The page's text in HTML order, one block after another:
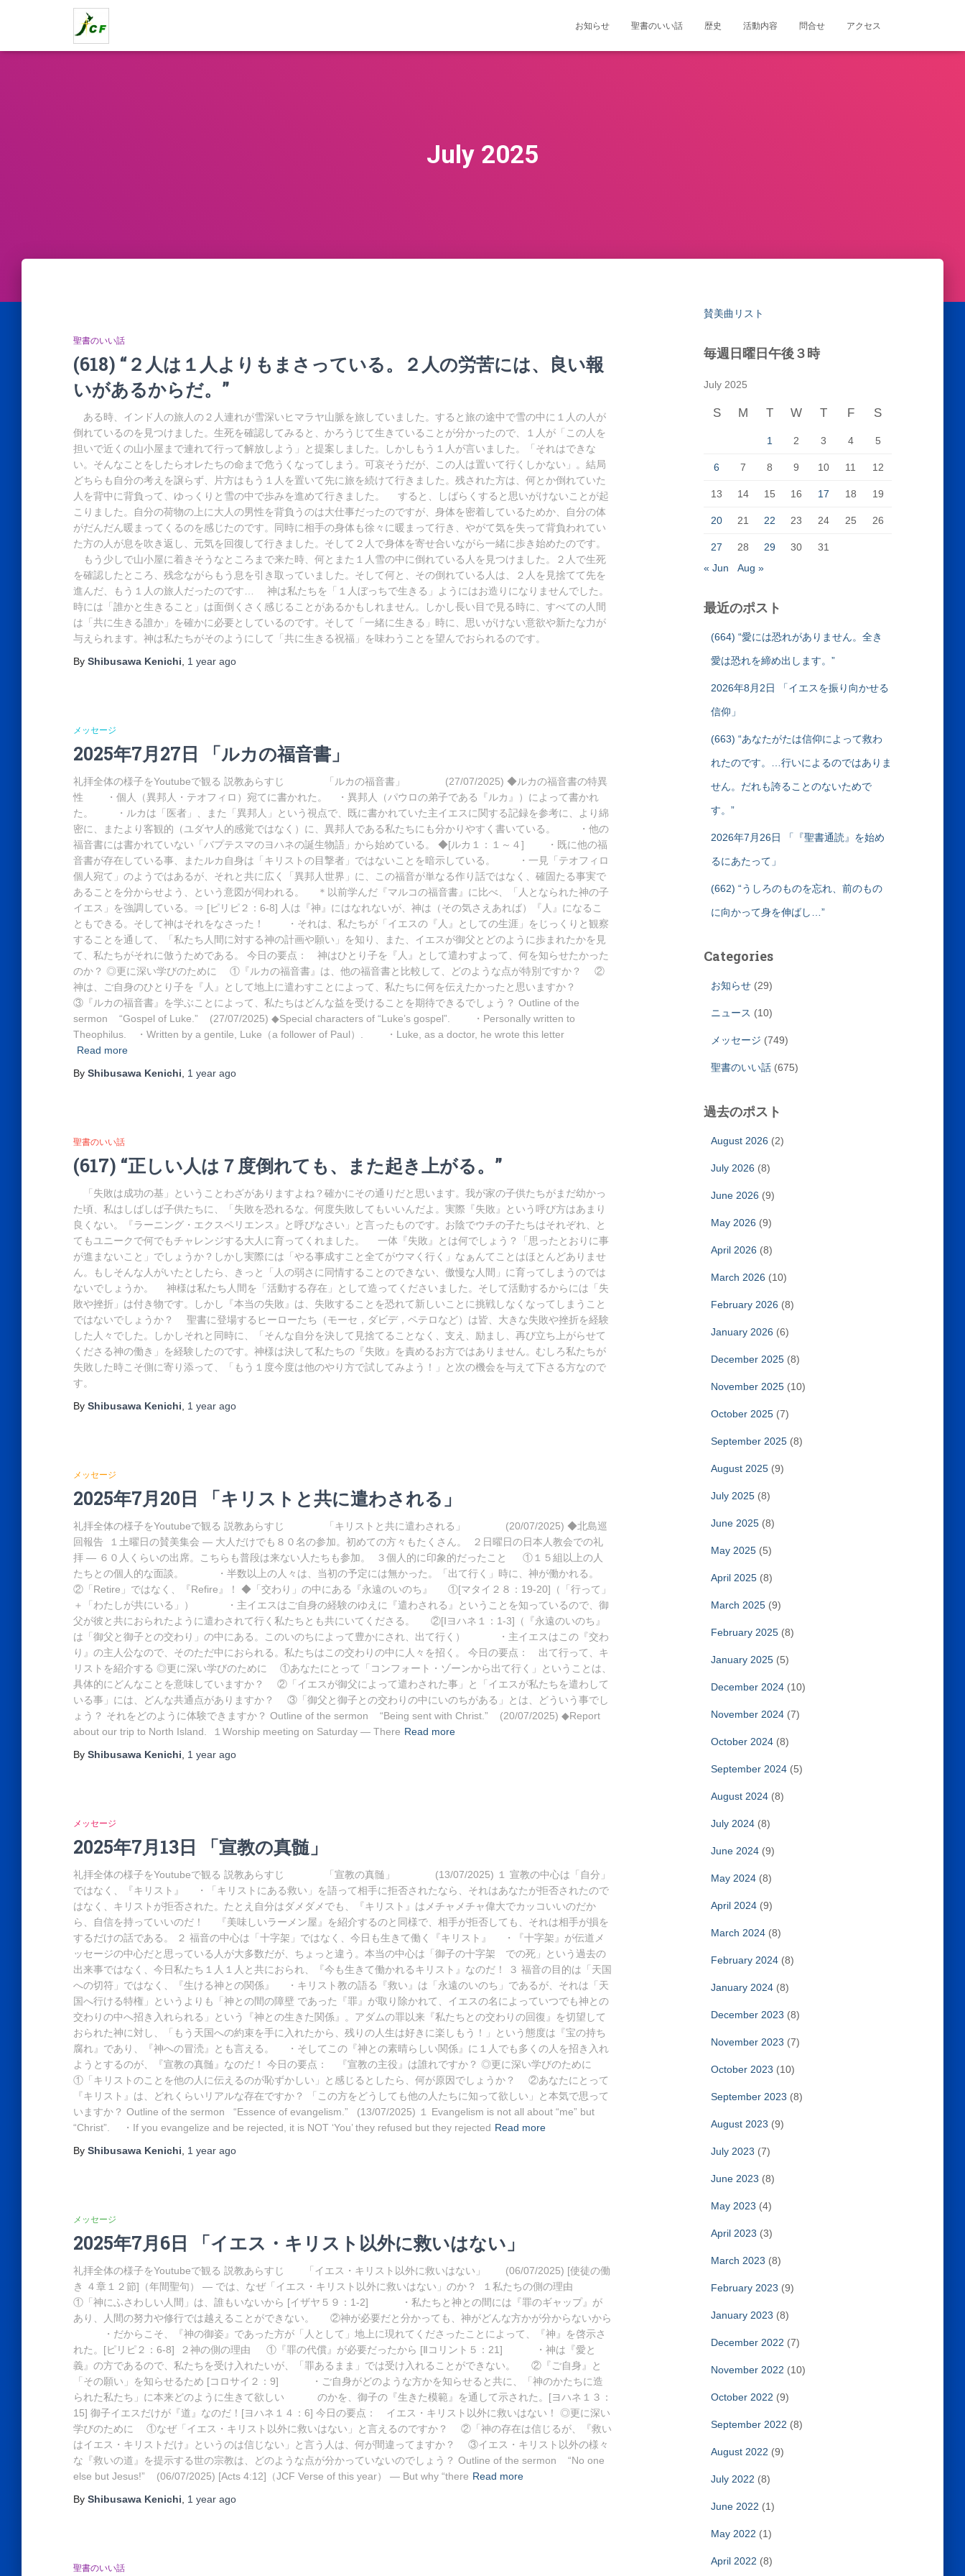
お知らせ 聖書のいい話 歴史 活動内容 問合せ アクセス
July 2025
聖書のいい話
(618) “２人は１人よりもまさっている。２人の労苦には、良い報
いがあるからだ。”
ある時、インド人の旅人の２人連れが雪深いヒマラヤ山脈を旅していました。すると旅の途中で雪の中に１人の人が
倒れているのを見つけました。生死を確認してみると、かろうじて生きていることが分かったので、１人が「この人を
担いで近くの山小屋まで連れて行って解放しよう」と提案しました。しかしもう１人が言いました。「それはできな
い。そんなことをしたらオレたちの命まで危うくなってしまう。可哀そうだが、この人は置いて行くしかない」。結局
どちらも自分の考えを譲らず、片方はもう１人を置いて先に旅を続けて行きました。残された方は、何とか倒れていた
人を背中に背負って、ゆっくりと雪の中で歩みを進めて行きました。 すると、しばらくすると思いがけないことが起
こりました。自分の荷物の上に大人の男性を背負うのは大仕事だったのですが、身体を密着しているためか、自分の体
がだんだん暖まってくるのを感じたのです。同時に相手の身体も徐々に暖まって行き、やがて気を失って背負われてい
た方の人が息を吹き返し、元気を回復して行きました。そして２人で身体を寄せ合いながら一緒に歩き始めたのです。
もう少しで山小屋に着きそうなところまで来た時、何とまた１人雪の中に倒れている人を見つけました。２人で生死
を確認したところ、残念ながらもう息を引き取っていました。そして何と、その倒れている人は、２人を見捨てて先を
進んだ、もう１人の旅人だったのです… 神は私たちを「１人ぼっちで生きる」ようにはお造りになりませんでした。
時には「誰かと生きること」は面倒くさく感じることがあるかもしれません。しかし長い目で見る時に、すべての人間
は「共に生きる誰か」を確かに必要としているのです。そして「一緒に生きる」時に、思いがけない意欲や新たな力が
与えられます。神は私たちがそのようにして「共に生きる祝福」を味わうことを望んでおられるのです。
By Shibusawa Kenichi 1 year ago
メッセージ
2025年7月27日 「ルカの福音書」
礼拝全体の様子をYoutubeで観る 説教あらすじ 「ルカの福音書」 (27/07/2025) ◆ルカの福音書の特異
性 ・個人（異邦人・テオフィロ）宛てに書かれた。 ・異邦人（パウロの弟子である『ルカ』）によって書かれ
た。 ・ルカは「医者」、また「異邦人」という視点で、既に書かれていた主イエスに関する記録を参考に、より綿
密に、またより客観的（ユダヤ人的感覚ではなく）に、異邦人である私たちにも分かりやすく書いている。 ・他の
福音書には書かれていない「バプテスマのヨハネの誕生物語」から始めている。 ◆[ルカ１：１～４] ・既に他の福
音書が存在している事、またルカ自身は「キリストの目撃者」ではないことを暗示している。 ・一見「テオフィロ
個人宛て」のようではあるが、それと共に広く「異邦人世界」に、この福音が単なる作り話ではなく、確固たる事実で
あることを分からせよう、という意図が伺われる。 ＊以前学んだ『マルコの福音書』に比べ、「人となられた神の子
イエス」を強調している。⇒ [ピリピ２：6-8] 人は『神』にはなれないが、神は（その気さえあれば）『人』になるこ
ともできる。そして神はそれをなさった！ ・それは、私たちが「イエスの『人』としての生涯」をじっくりと観察
することを通して、「私たち人間に対する神の計画や願い」を知り、また、イエスが御父とどのように歩まれたかを見
て、私たちがそれに倣うためである。 今日の要点： 神はひとり子を『人』として遣わすよって、何を知らせたかった
のか？ ◎更に深い学びのために ①『ルカの福音書』は、他の福音書と比較して、どのような点が特別ですか？ ②
神は、ご自身のひとり子を『人』として地上に遣わすことによって、私たちに何を伝えたかったと思いますか？
③『ルカの福音書』を学ぶことによって、私たちはどんな益を受けることを期待できるでしょう？ Outline of the
sermon “Gospel of Luke.” (27/07/2025) ◆Special characters of “Luke’s gospel”. ・Personally written to
Theophilus. ・Written by a gentile, Luke（a follower of Paul）. ・Luke, as a doctor, he wrote this letter
Read more
By Shibusawa Kenichi 1 year ago
聖書のいい話
(617) “正しい人は７度倒れても、また起き上がる。”
「失敗は成功の基」ということわざがありますよね？確かにその通りだと思います。我が家の子供たちがまだ幼かっ
た頃、私はしばしば子供たちに、「失敗を恐れるな。何度失敗してもいいんだよ。実際『失敗』という呼び方はあまり
良くない。『ラーニング・エクスペリエンス』と呼びなさい」と言ったものです。お陰でウチの子たちはそれぞれ、と
てもユニークで何でもチャレンジする大人に育ってくれました。 一体『失敗』とは何でしょう？「思ったとおりに事
が進まないこと」でしょうか？しかし実際には「やる事成すこと全てがウマく行く」なぁんてことはほとんどありませ
ん。もしそんな人がいたとしたら、きっと「人の弱さに同情することのできない、傲慢な人間」に育ってしまうのでは
ないでしょうか。 神様は私たち人間を「活動する存在」として造ってくださいました。そして活動するからには「失
敗や挫折」は付き物です。しかし『本当の失敗』は、失敗することを恐れて新しいことに挑戦しなくなってしまうこと
ではないでしょうか？ 聖書に登場するヒーローたち（モーセ，ダビデ，ペテロなど）は皆、大きな失敗や挫折を経験
した人々でした。しかしそれと同時に、「そんな自分を決して見捨てることなく、支え、励まし、再び立ち上がらせて
くださる神の働き」を経験したのです。神様は決して私たちの『失敗』を責めるお方ではありません。むしろ私たちが
失敗した時こそ側に寄り添って、「もう１度今度は他のやり方で試してみよう！」と次の機会を与えて下さる方なので
す。
By Shibusawa Kenichi 1 year ago
メッセージ
2025年7月20日 「キリストと共に遣わされる」
礼拝全体の様子をYoutubeで観る 説教あらすじ 「キリストと共に遣わされる」 (20/07/2025) ◆北島巡
回報告 １土曜日の賛美集会 ― 大人だけでも８０名の参加。初めての方々もたくさん。 ２日曜日の日本人教会での礼
拝 ― ６０人くらいの出席。こちらも普段は来ない人たちも参加。 ３個人的に印象的だったこと ①１５組以上の人
たちとの個人的な面談。 ・半数以上の人々は、当初の予定には無かった。「出て行く」時に、神が働かれる。
②「Retire」ではなく、『Refire』！ ◆「交わり」の中にある『永遠のいのち』 ①[マタイ２８：19-20]（「行って」
＋「わたしが共にいる」） ・主イエスはご自身の経験のゆえに『遣わされる』ということを知っているので、御
父が彼と共におられたように遣わされて行く私たちとも共にいてくださる。 ②[Ⅰヨハネ１：1-3]（『永遠のいのち』
は「御父と御子との交わり」の中にある。このいのちによって豊かにされ、出て行く） ・主イエスはこの『交わ
り』の主人公なので、そのただ中におられる。私たちはこの交わりの中に人々を招く。 今日の要点： 出て行って、キ
リストを紹介する ◎更に深い学びのために ①あなたにとって「コンフォート・ゾーンから出て行く」ということは、
具体的にどんなことを意味していますか？ ②「イエスが御父によって遣わされた事」と「イエスが私たちを遣わして
いる事」には、どんな共通点がありますか？ ③「御父と御子との交わりの中にいのちがある」とは、どういう事でし
ょう？ それをどのように体験できますか？ Outline of the sermon “Being sent with Christ.” (20/07/2025) ◆Report
about our trip to North Island. １Worship meeting on Saturday ― There Read more
By Shibusawa Kenichi 1 year ago
メッセージ
2025年7月13日 「宣教の真髄」
礼拝全体の様子をYoutubeで観る 説教あらすじ 「宣教の真髄」 (13/07/2025) １ 宣教の中心は「自分」
ではなく、『キリスト』 ・「キリストにある救い」を語って相手に拒否されたなら、それはあなたが拒否されたので
はなく、キリストが拒否された。たとえ自分はダメダメでも、『キリスト』はメチャメチャ偉大でカッコいいのだか
ら、自信を持っていいのだ！ 『美味しいラーメン屋』を紹介するのと同様で、相手が拒否しても、それは相手が損を
するだけの話である。 ２ 福音の中心は「十字架」ではなく、今日も生きて働く『キリスト』 ・『十字架』が伝道メ
ッセージの中心だと思っている人が大多数だが、ちょっと違う。本当の中心は「御子の十字架 での死」という過去の
出来事ではなく、今日私たち１人１人と共におられ、『今も生きて働かれるキリスト』なのだ！ ３ 福音の目的は「天国
への切符」ではなく、『生ける神との関係』 ・キリスト教の語る『救い』は「永遠のいのち」であるが、それは「天
国へ行ける特権」というよりも「神との間の障壁 であった『罪』が取り除かれて、イエスの名によっていつでも神との
交わりの中へ招き入れられる」という『神との生きた関係』。アダムの罪以来『私たちとの交わりの回復』を切望して
おられた神に対し、「もう天国への約束を手に入れたから、残りの人生は好きに楽しもう！」という態度は『宝の持ち
腐れ』であり、『神への冒涜』とも言える。 ・そしてこの『神との素晴らしい関係』に１人でも多くの人を招き入れ
ようとするのが、『宣教の真髄』なのだ！ 今日の要点： 『宣教の主役』は誰れですか？ ◎更に深い学びのために
①「キリストのことを他の人に伝えるのが恥ずかしい」と感じるとしたら、何が原因でしょうか？ ②あなたにとって
『キリスト』は、どれくらいリアルな存在ですか？ 「この方をどうしても他の人たちに知って欲しい」と本気で思って
いますか？ Outline of the sermon “Essence of evangelism.” (13/07/2025) １ Evangelism is not all about “me” but
“Christ”. ・If you evangelize and be rejected, it is NOT ‘You’ they refused but they rejected Read more
By Shibusawa Kenichi 1 year ago
メッセージ
2025年7月6日 「イエス・キリスト以外に救いはない」
礼拝全体の様子をYoutubeで観る 説教あらすじ 「イエス・キリスト以外に救いはない」 (06/07/2025) [使徒の働
き ４章１２節]（年間聖句） ― では、なぜ「イエス・キリスト以外に救いはない」のか？ １私たちの側の理由
①「神にふさわしい人間」は、誰もいないから [イザヤ５９：1-2] ・私たちと神との間には『罪のギャップ』が
あり、人間の努力や修行では越えることができない。 ②神が必要だと分かっても、神がどんな方かが分からないから
・だからこそ、『神の御姿』であった方が「人として」地上に現れてくださったことによって、『神』を啓示さ
れた。[ピリピ２：6-8] ２神の側の理由 ①『罪の代償』が必要だったから [Ⅱコリント５：21] ・神は『愛と
義』の方であるので、私たちを受け入れたいが、「罪あるまま」では受け入れることができない。 ②『ご自身』と
「その願い」を知らせるため [コロサイ２：9] ・ご自身がどのような方かを知らせると共に、「神のかたちに造
られた私たち」に本来どのように生きて欲しい のかを、御子の『生きた模範』を通して示された。[ヨハネ１３：
15] 御子イエスだけが『道』なのだ！[ヨハネ１４：6] 今日の要点： イエス・キリスト以外に救いはない！ ◎更に深い
学びのために ①なぜ「イエス・キリスト以外に救いはない」と言えるのですか？ ②「神の存在は信じるが、『救い
はイエス・キリストだけ』というのは信じない」と言う人は、何が間違ってますか？ ③イエス・キリスト以外の様々
な『救いの道』を提示する世の宗教は、どのような点が分かっていないのでしょう？ Outline of the sermon “No one
else but Jesus!” (06/07/2025) [Acts 4:12]（JCF Verse of this year） ― But why “there Read more
By Shibusawa Kenichi 1 year ago
聖書のいい話
賛美曲リスト
毎週日曜日午後３時
July 2025
S M T W T F S
1 2 3 4 5
6 7 8 9 10 11 12
13 14 15 16 17 18 19
20 21 22 23 24 25 26
27 28 29 30
31
« Jun
Aug »
最近のポスト
(664) “愛には恐れがありません。全き
愛は恐れを締め出します。”
2026年8月2日 「イエスを振り向かせる
信仰」
(663) “あなたがたは信仰によって救わ
れたのです。…行いによるのではありま
せん。だれも誇ることのないためで
す。”
2026年7月26日 「『聖書通読』を始め
るにあたって」
(662) “うしろのものを忘れ、前のもの
に向かって身を伸ばし…”
Categories
お知らせ(29)
ニュース (10)
メッセージ (749)
聖書のいい話(675)
過去のポスト
August 2026 (2)
July 2026 (8)
June 2026 (9)
May 2026 (9)
April 2026 (8)
March 2026 (10)
February 2026 (8)
January 2026 (6)
December 2025(8)
November 2025(10)
October 2025(7)
September 2025(8)
August 2025(9)
July 2025(8)
June 2025(8)
May 2025(5)
April 2025(8)
March 2025(9)
February 2025(8)
January 2025(5)
December 2024(10)
November 2024(7)
October 2024(8)
September 2024(5)
August 2024(8)
July 2024(8)
June 2024(9)
May 2024(8)
April 2024(9)
March 2024(8)
February 2024(8)
January 2024(8)
December 2023 (8)
November 2023 (7)
October 2023 (10)
September 2023 (8)
August 2023 (9)
July 2023 (7)
June 2023 (8)
May 2023 (4)
April 2023 (3)
March 2023 (8)
February 2023 (9)
January 2023 (8)
December 2022 (7)
November 2022 (10)
October 2022 (9)
September 2022 (8)
August 2022 (9)
July 2022 (8)
June 2022 (1)
May 2022 (1)
April 2022 (8)